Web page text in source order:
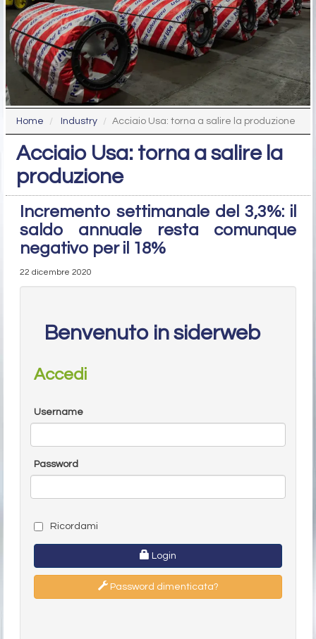
Home Industry Acciaio Usa: torna a salire la produzione
Acciaio Usa: torna a salire la
produzione
Incremento settimanale del 3,3%: il
saldo annuale resta comunque
negativo per il 18%
22 dicembre 2020
Benvenuto in siderweb
Accedi
Username
Password
Ricordami
Login
Password dimenticata?